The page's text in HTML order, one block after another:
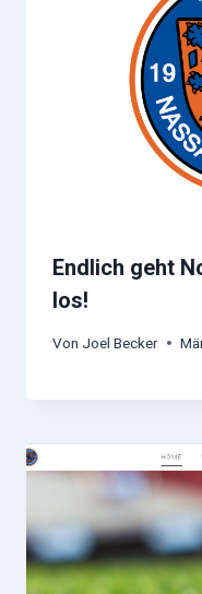
Endlich geht
los!
Von Joel Becker